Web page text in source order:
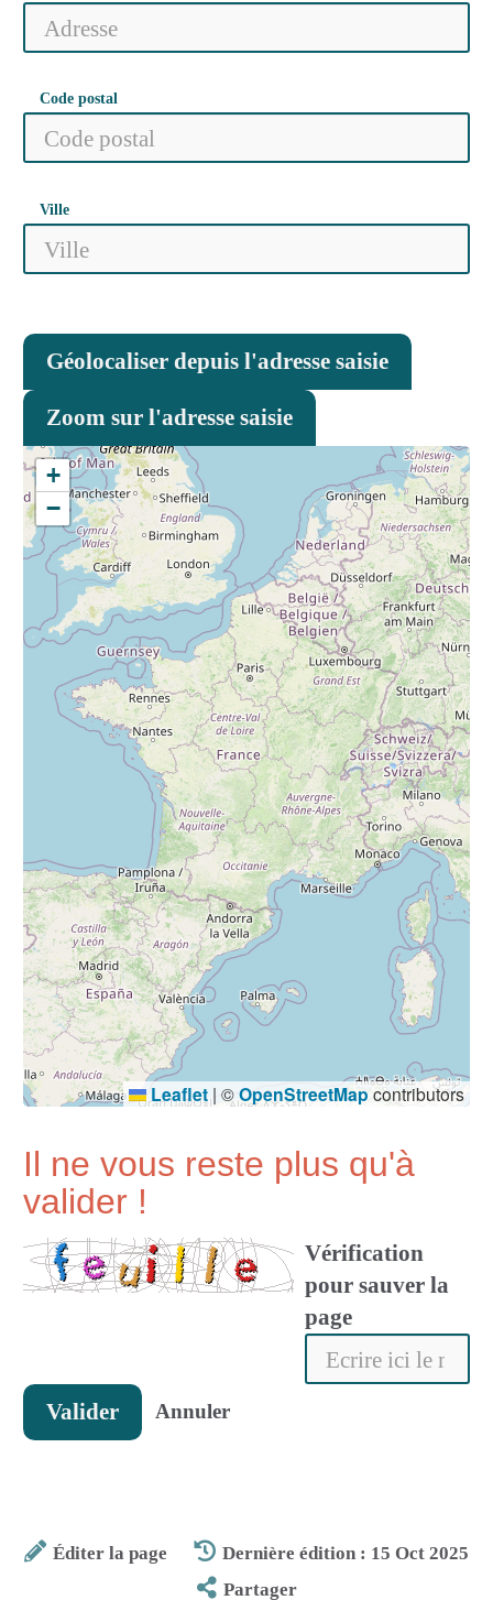
Code postal
Ville
Géolocaliser depuis l'adresse saisie
Zoom sur l'adresse saisie
+
−
Leaflet | ©OpenStreetMap contributors
Il ne vous reste plus qu'à
valider !
Vérification
pour sauver la
page
Valider Annuler
Éditer la page
Dernière édition : 15 Oct 2025
Partager